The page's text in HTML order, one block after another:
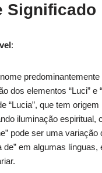
Significado
:
dos elementos “Luci” e
“Lucia”, que tem
iluminação espiritual,
pode ser uma variação
de” em algumas